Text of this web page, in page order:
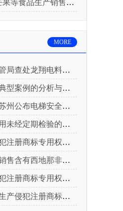
长治市屯留区市场监督管理局公告！
MORE
批发部非法销售电线电缆案
案例的分析与启示
电梯安全领域典型案例
期检验的压力管道被查
册商标专用权被查
地那非的保健食品被查
册商标专用权被查
册商标专用权的产品被查